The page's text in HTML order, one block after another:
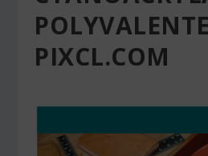
PIXCL.COM